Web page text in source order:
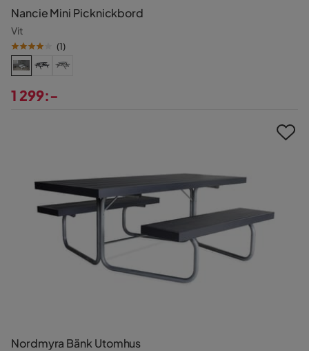
Nancie Mini Picknickbord
Vit
(1)
1 299:-
Nordmyra Bänk Utomhus